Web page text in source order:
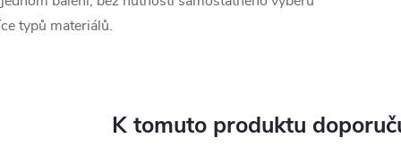
typů materiálů.
K tomuto produktu